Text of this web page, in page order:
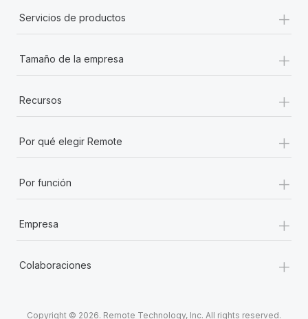
Servicios de productos +
Tamaño de la empresa +
Recursos +
Por qué elegir Remote +
Por función +
Empresa +
Colaboraciones +
Copyright © 2026. Remote Technology, Inc. All rights reserved.